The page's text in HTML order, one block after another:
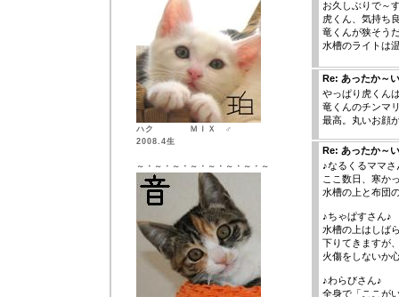
ハク ＭＩＸ ♂
2008.4生
～・～・～・～・～・～・～・～
お久しぶりで～
虎くん、気持ち
竜くんが狭そう
水槽のライトは
Re: あったか～
やっぱり虎くん
竜くんのチンマ
最高。丸いお顔
Re: あったか～
♪なるくるママさ
ここ数日、寒か
水槽の上と布団
♪ちゃぱすさん♪
水槽の上はしば
下りてきますが
火傷をしないか
♪わらびさん♪
全身で「ここが